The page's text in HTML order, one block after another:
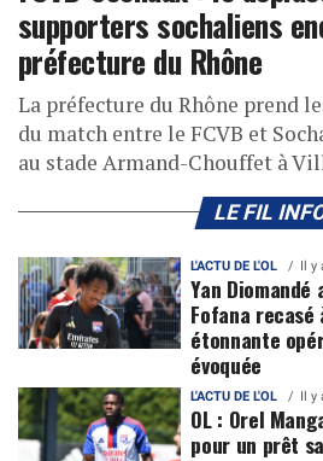
supporters sochaliens
préfecture du Rhône
La préfecture du Rhône prend
du match entre le FCVB et
au stade Armand-Chouffet à
LE FIL
L'ACTU DE L'OL Il y
Yan
Fofana recasé
étonnante
évoquée
L'ACTU DE L'OL Il y
OL : Orel
pour un prêt